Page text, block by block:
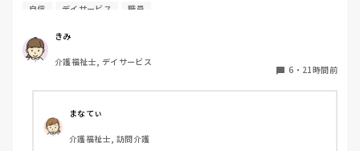
介助で言えば、要領よく動けたりと。
今の私を振り返ってみたら…何も持っていないことが虚しく
利用者からは「素直に話聞いてくれる」・「言いやすい・頼
みやすい」
って言われます。
自信 デイサービス 職員
きみ
介護福祉士, デイサービス
6 ・ 21時間前
まなてぃ
介護福祉士, 訪問介護